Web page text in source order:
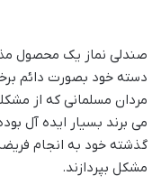
صندلی نماز یک محصول
دسته خود بصورت دائم
مردان مسلمانی که از
می برند بسیار ایده آل
گذشته خود به انجام
مشکل بپردازند.